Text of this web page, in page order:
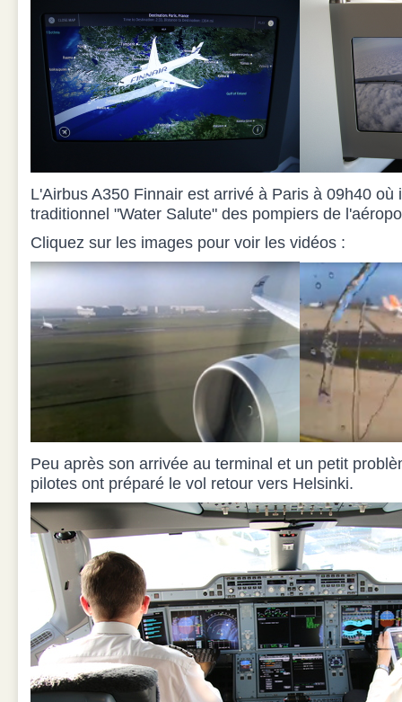
L'Airbus A350 Finnair est arrivé à Paris à 09h40 où
traditionnel "Water Salute" des pompiers de
Cliquez sur les images pour voir les vidéos :
Peu après son arrivée au terminal et un petit
pilotes ont préparé le vol retour vers Helsinki.